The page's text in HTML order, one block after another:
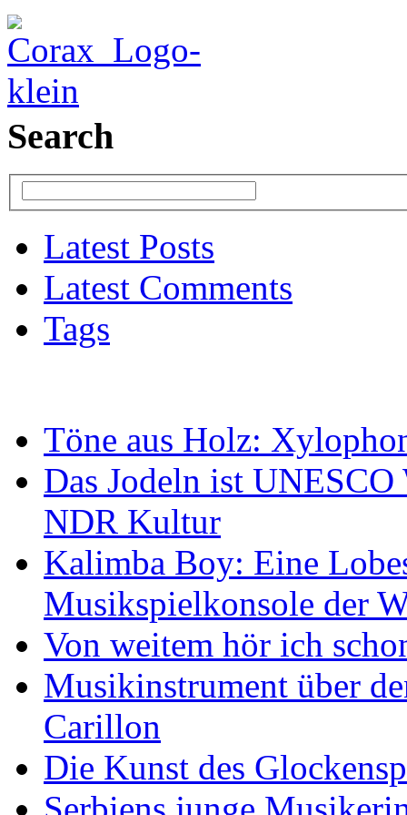
Search
Latest Posts
Latest Comments
Tags
Töne aus Holz:
Das Jodeln ist
NDR Kultur
Kalimba Boy: Eine
Musikspielkonsole der
Von weitem hör ich
Musikinstrument über
Carillon
Die Kunst des